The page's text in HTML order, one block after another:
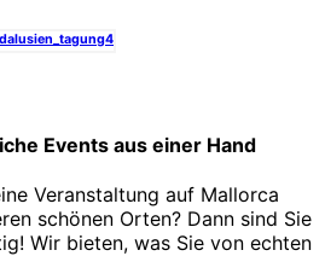
Events aus einer Hand
Veranstaltung auf Mallorca
schönen Orten? Dann sind Sie
Wir bieten, was Sie von echten